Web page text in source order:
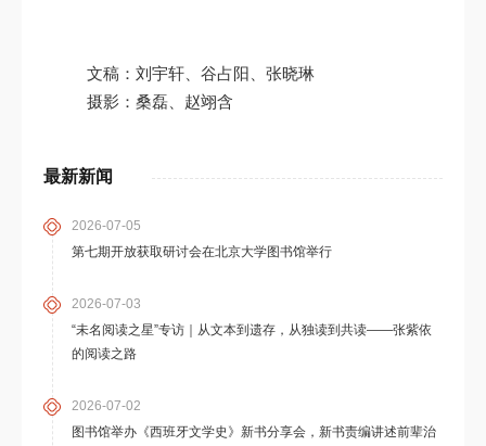
最新新闻
2026-07-05
第七期开放获取研讨会在北京大学图书馆举行
2026-07-03
“未名阅读之星”专访｜从文本到遗存，从独读到共读——张紫依
的阅读之路
2026-07-02
图书馆举办《西班牙文学史》新书分享会，新书责编讲述前辈治
文稿：刘宇轩、谷占阳、张晓琳
摄影：桑磊、赵翊含